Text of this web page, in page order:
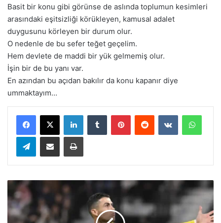
Basit bir konu gibi görünse de aslında toplumun kesimleri
arasındaki eşitsizliği körükleyen, kamusal adalet
duygusunu körleyen bir durum olur.
O nedenle de bu sefer teğet geçelim.
Hem devlete de maddi bir yük gelmemiş olur.
İşin bir de bu yanı var.
En azından bu açıdan bakılır da konu kapanır diye
ummaktayım…
Telegram
S
u
d